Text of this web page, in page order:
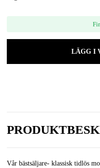
LÄGG I
Vår bästsäljare- klassisk tidlös